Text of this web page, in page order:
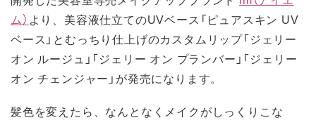
ム） より、美容液仕立てのUVベース「ピュアスキン UV
ベース」とむっちり仕上げのカスタムリップ「ジェリー
オン ルージュ」「ジェリー オン プランバー」「ジェリー
オン チェンジャー」が発売になります。
髪色を変えたら、なんとなくメイクがしっくりこな